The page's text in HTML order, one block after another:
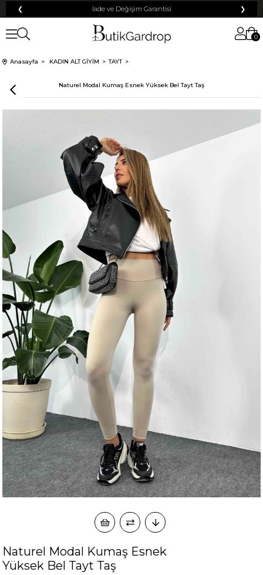
❮ Tüm Kredi Kartlarına +12 Taksit İmkanı! ❯
0
Anasayfa KADIN ALT GİYİM TAYT
Naturel Modal Kumaş Esnek Yüksek Bel Tayt Taş
Naturel Modal Kumaş Esnek
Yüksek Bel Tayt Taş